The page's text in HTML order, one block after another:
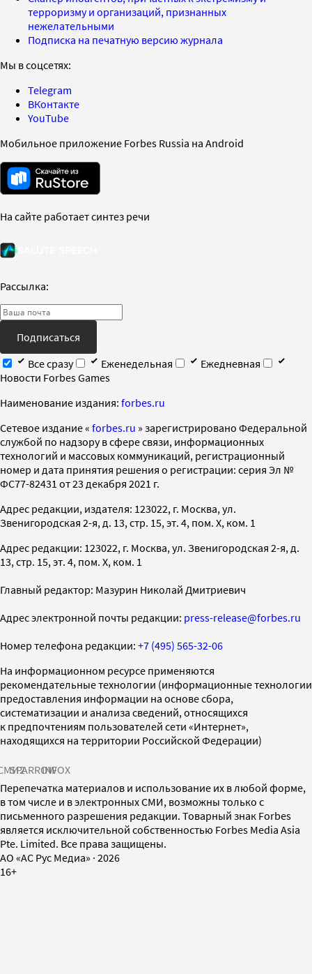
терроризму и организаций, признанных
нежелательными
Подписка на печатную версию журнала
Мы в соцсетях:
Telegram
ВКонтакте
YouTube
Мобильное приложение Forbes Russia на Android
На сайте работает синтез речи
Рассылка:
Подписаться
Все сразу
Еженедельная
Ежедневная
Новости Forbes Games
Наименование издания: forbes.ru
Cетевое издание « forbes.ru » зарегистрировано Федеральной
службой по надзору в сфере связи, информационных
технологий и массовых коммуникаций, регистрационный
номер и дата принятия решения о регистрации: серия Эл №
ФС77-82431 от 23 декабря 2021 г.
Адрес редакции, издателя: 123022, г. Москва, ул.
Звенигородская 2-я, д. 13, стр. 15, эт. 4, пом. X, ком. 1
Адрес редакции: 123022, г. Москва, ул. Звенигородская 2-я, д.
13, стр. 15, эт. 4, пом. X, ком. 1
Главный редактор: Мазурин Николай Дмитриевич
Адрес электронной почты редакции: press-release@forbes.ru
Номер телефона редакции: +7 (495) 565-32-06
На информационном ресурсе применяются
рекомендательные технологии (информационные технологии
предоставления информации на основе сбора,
систематизации и анализа сведений, относящихся
к предпочтениям пользователей сети «Интернет»,
находящихся на территории Российской Федерации)
SPARROWINFOX
Перепечатка материалов и использование их в любой форме,
в том числе и в электронных СМИ, возможны только с
письменного разрешения редакции. Товарный знак Forbes
является исключительной собственностью Forbes Media Asia
Pte. Limited. Все права защищены.
AO «АС Рус Медиа» · 2026
16+